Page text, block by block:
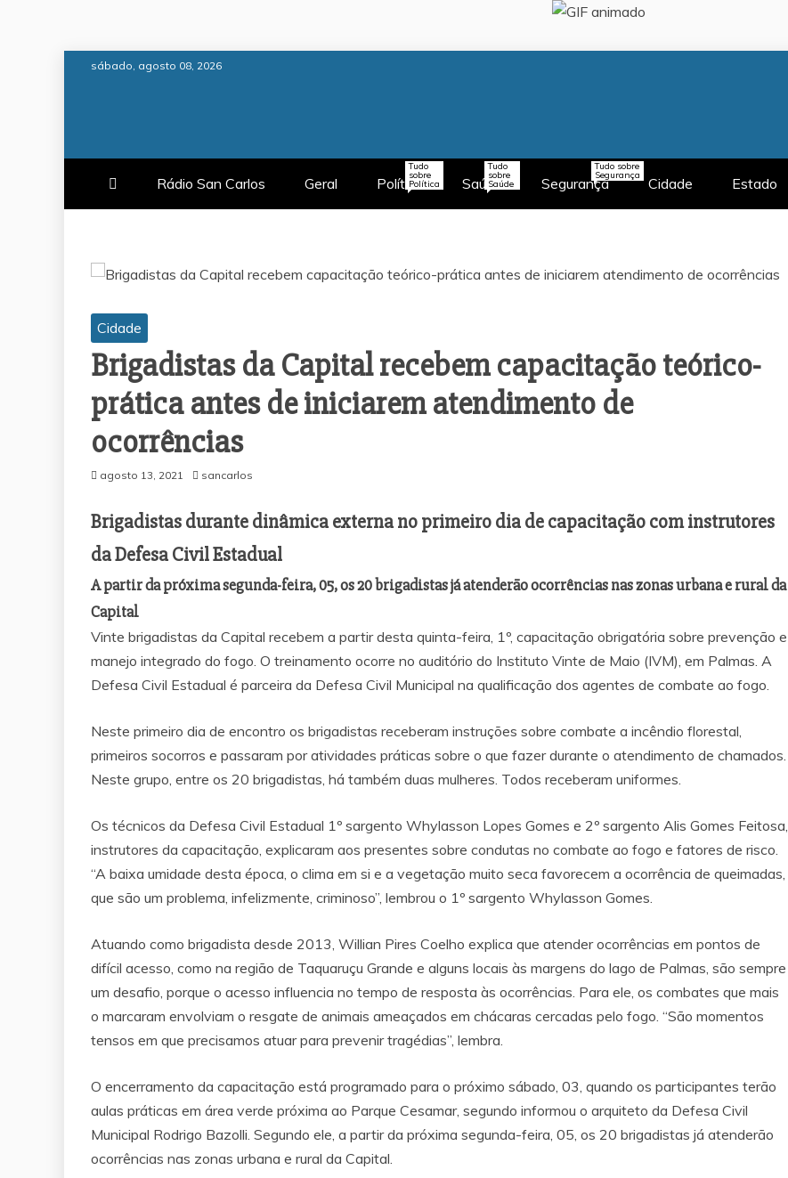
sábado, agosto 08, 2026
Rádio San Carlos Geral Política
Tudo
sobre
Política Saúde
Tudo
sobre
Saúde Segurança
Tudo sobre
Segurança Cidade Estado
Cidade
Brigadistas da Capital recebem capacitação teórico-
prática antes de iniciarem atendimento de
ocorrências
agosto 13, 2021 sancarlos
Brigadistas durante dinâmica externa no primeiro dia de capacitação com instrutores
da Defesa Civil Estadual
A partir da próxima segunda-feira, 05, os 20 brigadistas já atenderão ocorrências nas zonas urbana e rural da
Capital
Vinte brigadistas da Capital recebem a partir desta quinta-feira, 1º, capacitação obrigatória sobre prevenção e
manejo integrado do fogo. O treinamento ocorre no auditório do Instituto Vinte de Maio (IVM), em Palmas. A
Defesa Civil Estadual é parceira da Defesa Civil Municipal na qualificação dos agentes de combate ao fogo.
Neste primeiro dia de encontro os brigadistas receberam instruções sobre combate a incêndio florestal,
primeiros socorros e passaram por atividades práticas sobre o que fazer durante o atendimento de chamados.
Neste grupo, entre os 20 brigadistas, há também duas mulheres. Todos receberam uniformes.
Os técnicos da Defesa Civil Estadual 1º sargento Whylasson Lopes Gomes e 2º sargento Alis Gomes Feitosa,
instrutores da capacitação, explicaram aos presentes sobre condutas no combate ao fogo e fatores de risco.
“A baixa umidade desta época, o clima em si e a vegetação muito seca favorecem a ocorrência de queimadas,
que são um problema, infelizmente, criminoso”, lembrou o 1º sargento Whylasson Gomes.
Atuando como brigadista desde 2013, Willian Pires Coelho explica que atender ocorrências em pontos de
difícil acesso, como na região de Taquaruçu Grande e alguns locais às margens do lago de Palmas, são sempre
um desafio, porque o acesso influencia no tempo de resposta às ocorrências. Para ele, os combates que mais
o marcaram envolviam o resgate de animais ameaçados em chácaras cercadas pelo fogo. “São momentos
tensos em que precisamos atuar para prevenir tragédias”, lembra.
O encerramento da capacitação está programado para o próximo sábado, 03, quando os participantes terão
aulas práticas em área verde próxima ao Parque Cesamar, segundo informou o arquiteto da Defesa Civil
Municipal Rodrigo Bazolli. Segundo ele, a partir da próxima segunda-feira, 05, os 20 brigadistas já atenderão
ocorrências nas zonas urbana e rural da Capital.